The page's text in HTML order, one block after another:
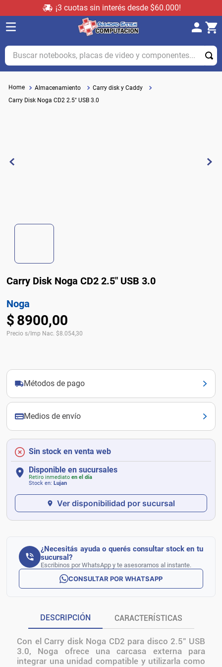
¡3 cuotas sin interés desde $60.000!
Buscar notebooks, placas de video y componentes...
Almacenamiento
Carry disk y Caddy
Carry Disk Noga CD2 2.5" USB 3.0
Carry Disk Noga CD2 2.5" USB 3.0
Noga
$ 8900,00
Precio s/Imp Nac. $8.054,30
Métodos de pago
Medios de envío
Sin stock en venta web
Disponible en sucursales
Retiro inmediato en el día
Stock en: Lujan
Ver disponibilidad por sucursal
¿Necesitás ayuda o querés consultar stock en tu
sucursal?
Escribinos por WhatsApp y te asesoramos al instante.
CONSULTAR POR WHATSAPP
DESCRIPCIÓN CARACTERÍSTICAS
Con el Carry disk Noga CD2 para disco 2.5" USB
3.0, Noga ofrece una carcasa externa para
integrar una unidad compatible y utilizarla como